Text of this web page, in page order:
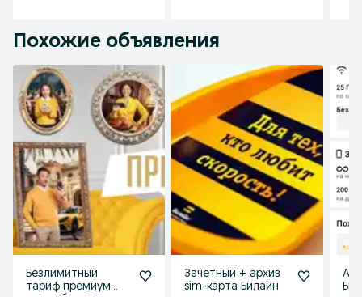
Похожие объявления
Безлимитный
тариф премиум
Зачётный + архив
sim-карта Билайн